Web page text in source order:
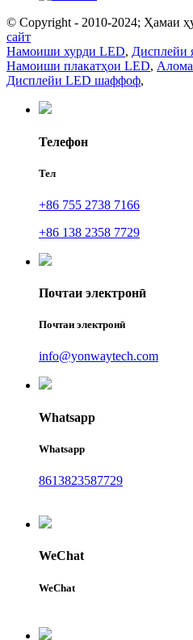
© Copyright - 2010-2024; Ҳамаи
сайт
Намоиши хурди LED, Дисплейи
Намоиши плакатҳои LED,
Дисплейи LED шаффоф,
Телефон
Тел
+86 755 2738 7166
+86 138 2358 7729
Почтаи электронӣ
Почтаи электронӣ
info@yonwaytech.com
Whatsapp
Whatsapp
8613823587729
WeChat
WeChat